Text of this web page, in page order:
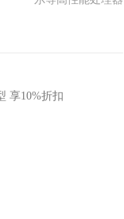
享10%折扣